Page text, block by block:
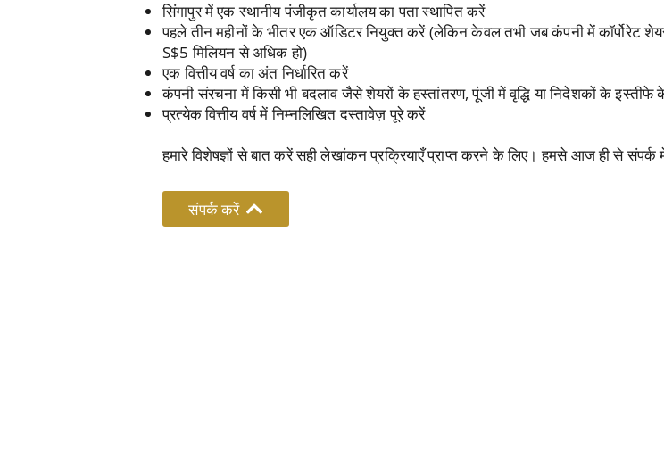
सिंगापुर में एक स्थानीय पंजीकृत कार्यालय का पता स्थापित करें
पहले तीन महीनों के भीतर एक ऑडिटर नियुक्त करें (लेकिन केवल तभी जब कंपनी में कॉर्पोरेट
S$5 मिलियन से अधिक हो)
एक वित्तीय वर्ष का अंत निर्धारित करें
कंपनी संरचना में किसी भी बदलाव जैसे शेयरों के हस्तांतरण, पूंजी में वृद्धि या निदेशकों के
प्रत्येक वित्तीय वर्ष में निम्नलिखित दस्तावेज़ पूरे करें
हमारे विशेषज्ञों से बात करेंसही लेखांकन प्रक्रियाएँ प्राप्त करने के लिए। हमसे आज ही से संपर्क
संपर्क करें